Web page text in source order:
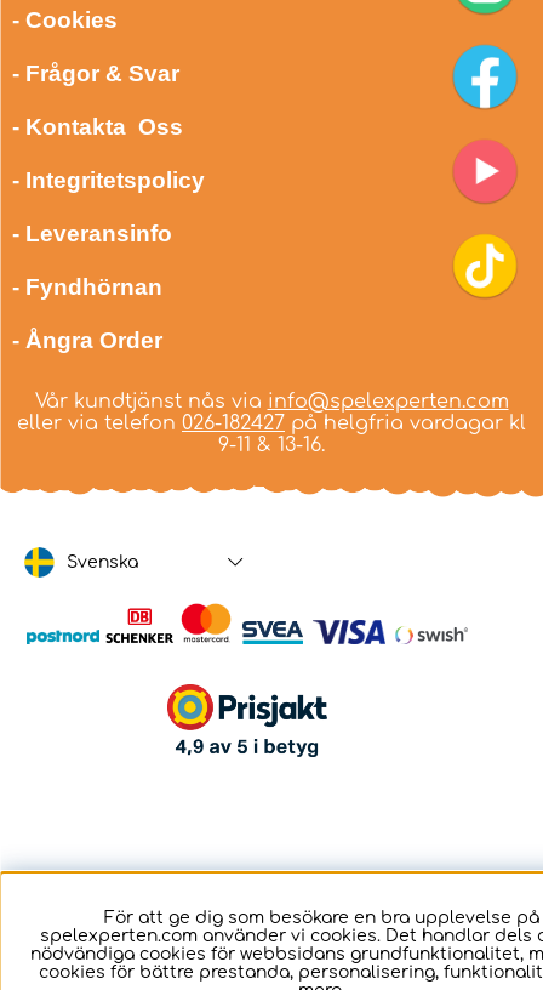
- Cookies
- Frågor & Svar
- Kontakta Oss
- Integritetspolicy
- Leveransinfo
- Fyndhörnan
- Ångra Order
Vår kundtjänst nås via info@spelexperten.com
eller via telefon 026-182427 på helgfria vardagar kl
9-11 & 13-16.
Svenska
För att ge dig som besökare en bra upplevelse på
spelexperten.com använder vi cookies. Det handlar dels
nödvändiga cookies för webbsidans grundfunktionalitet,
cookies för bättre prestanda, personalisering,